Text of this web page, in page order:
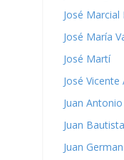
José Marcial
José María
José Martí
José Vicente
Juan
Juan
Juan